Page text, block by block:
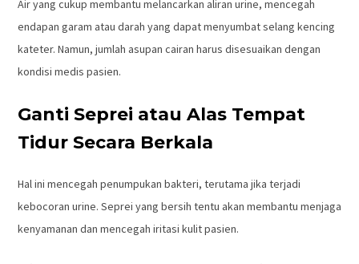
Air yang cukup membantu melancarkan aliran urine, mencegah
endapan garam atau darah yang dapat menyumbat selang kencing
kateter. Namun, jumlah asupan cairan harus disesuaikan dengan
kondisi medis pasien.
Ganti Seprei atau Alas Tempat
Tidur Secara Berkala
Hal ini mencegah penumpukan bakteri, terutama jika terjadi
kebocoran urine. Seprei yang bersih tentu akan membantu menjaga
kenyamanan dan mencegah iritasi kulit pasien.